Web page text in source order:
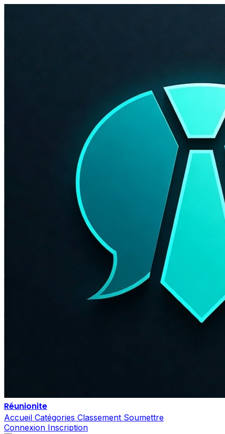
Réunionite
Accueil Catégories Classement Soumettre
Connexion Inscription